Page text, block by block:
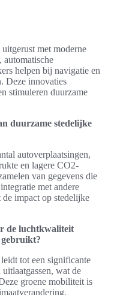
met moderne
automatische
helpen bij navigatie en
Deze innovaties
stimuleren duurzame
duurzame stedelijke
autoverplaatsingen,
en lagere CO2-
van gegevens die
met andere
de impact op stedelijke
de luchtkwaliteit
gebruikt?
tot een significante
wat de
groene mobiliteit is